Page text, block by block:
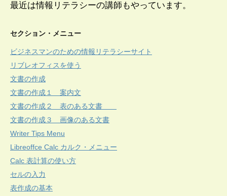
最近は情報リテラシーの講師もやっています。
セクション・メニュー
ビジネスマンのための情報リテラシーサイト
リブレオフィスを使う
文書の作成
文書の作成１ 案内文
文書の作成２ 表のある文書
文書の作成３ 画像のある文書
Writer Tips Menu
Libreoffce Calc カルク・メニュー
Calc 表計算の使い方
セルの入力
表作成の基本